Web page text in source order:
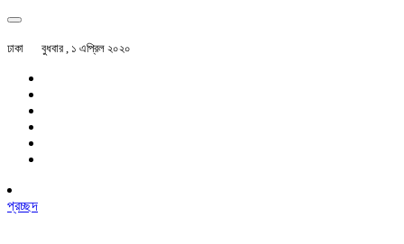
ঢাকা বুধবার , ১ এপ্রিল ২০২০
প্রচ্ছদ